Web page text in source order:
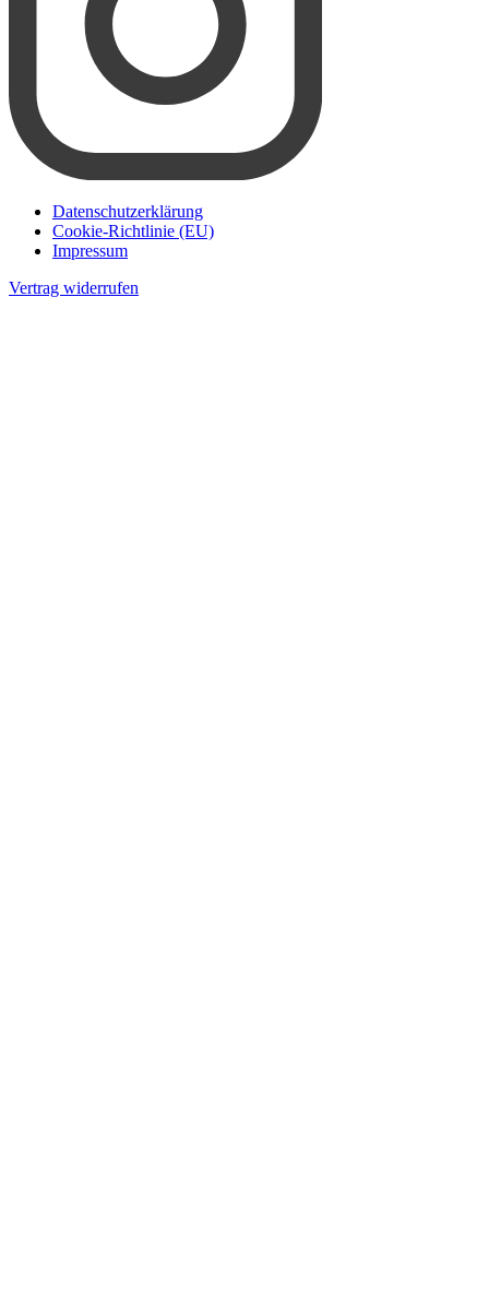
Datenschutzerklärung
Cookie-Richtlinie (EU)
Impressum
Vertrag widerrufen